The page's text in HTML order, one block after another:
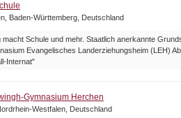
Baden-Württemberg, Deutschland
macht Schule und mehr. Staatlich anerkannte
Evangelisches Landerziehungsheim (LEH)
Internat"
Gymnasium Herchen
Westfalen, Deutschland